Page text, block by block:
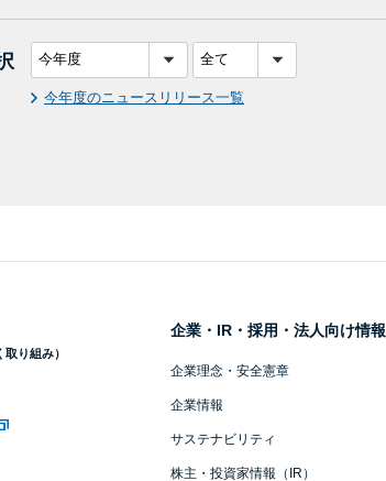
今年度のニュースリリース一覧
取り組み）
企業・IR・採用・法人向け情報
企業理念・安全憲章
企業情報
サステナビリティ
株主・投資家情報（IR）